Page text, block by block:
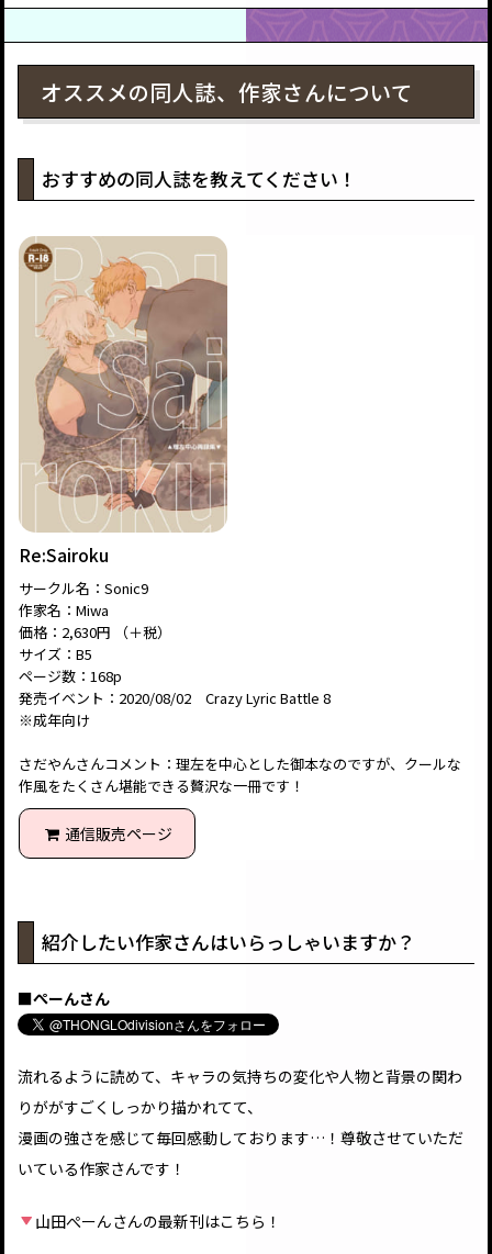
オススメの同人誌、作家さんについて
おすすめの同人誌を教えてください！
Re:Sairoku
サークル名：Sonic9
作家名：Miwa
価格：2,630円 （＋税）
サイズ：B5
ページ数：168p
発売イベント：2020/08/02 Crazy Lyric Battle 8
※成年向け
さだやんさんコメント：理左を中心とした御本なのですが、クールな
作風をたくさん堪能できる贅沢な一冊です！
通信販売ページ
紹介したい作家さんはいらっしゃいますか？
■ぺーんさん
流れるように読めて、キャラの気持ちの変化や人物と背景の関わ
りががすごくしっかり描かれてて、
漫画の強さを感じて毎回感動しております…！尊敬させていただ
いている作家さんです！
山田ぺーんさんの最新刊はこちら！